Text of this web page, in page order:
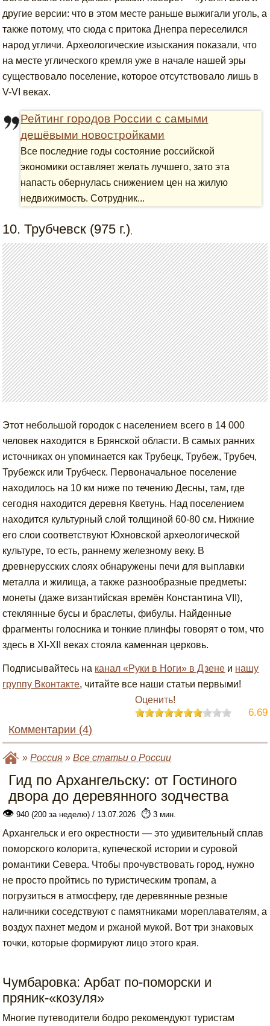
другие версии: что в этом месте раньше выжигали уголь, а
также потому, что сюда с притока Днепра переселился
народ угличи. Археологические изыскания показали, что
на месте углического кремля уже в начале нашей эры
существовало поселение, которое отсутствовало лишь в
V-VI веках.
Рейтинг городов России с самыми
дешёвыми новостройками
Все последние годы состояние российской
экономики оставляет желать лучшего, зато эта
напасть обернулась снижением цен на жилую
недвижимость. Сотрудник...
10. Трубчевск (975 г.)
Этот небольшой городок с населением всего в 14 000
человек находится в Брянской области. В самых ранних
источниках он упоминается как Трубецк, Трубеж, Трубеч,
Трубежск или Трубческ. Первоначальное поселение
находилось на 10 км ниже по течению Десны, там, где
сегодня находится деревня Кветунь. Над поселением
находится культурный слой толщиной 60-80 см. Нижние
его слои соответствуют Юхновской археологической
культуре, то есть, раннему железному веку. В
древнерусских слоях обнаружены печи для выплавки
металла и жилища, а также разнообразные предметы:
монеты (даже византийская времён Константина VII),
стеклянные бусы и браслеты, фибулы. Найденные
фрагменты голосника и тонкие плинфы говорят о том, что
здесь в XI-XII веках стояла каменная церковь.
Подписывайтесь на канал «Руки в Ноги» в Дзене и нашу
группу Вконтакте, читайте все наши статьи первыми!
Оценить!
6.69
Комментарии (4)
»Россия »Все статьи о России
Гид по Архангельску: от Гостиного
двора до деревянного зодчества
👁 940 (200 за неделю) / 13.07.2026 ⏱️ 3 мин.
Архангельск и его окрестности — это удивительный сплав
поморского колорита, купеческой истории и суровой
романтики Севера. Чтобы прочувствовать город, нужно
не просто пройтись по туристическим тропам, а
погрузиться в атмосферу, где деревянные резные
наличники соседствуют с памятниками мореплавателям, а
воздух пахнет медом и ржаной мукой. Вот три знаковых
точки, которые формируют лицо этого края.
Чумбаровка: Арбат по-поморски и
пряник-«козуля»
Многие путеводители бодро рекомендуют туристам